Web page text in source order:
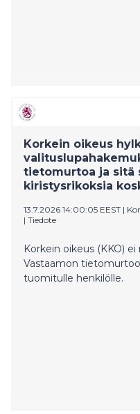
Korkein oikeus
tietomurtoa ja sitä
kiristysrikoksia
13.7.2026 14:00:05 EEST |
| Tiedote
Korkein oikeus (KKO)
Vastaamon
tuomitulle henkilölle.